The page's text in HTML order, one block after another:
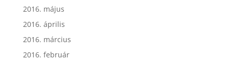
2016. május
2016. április
2016. március
2016. február